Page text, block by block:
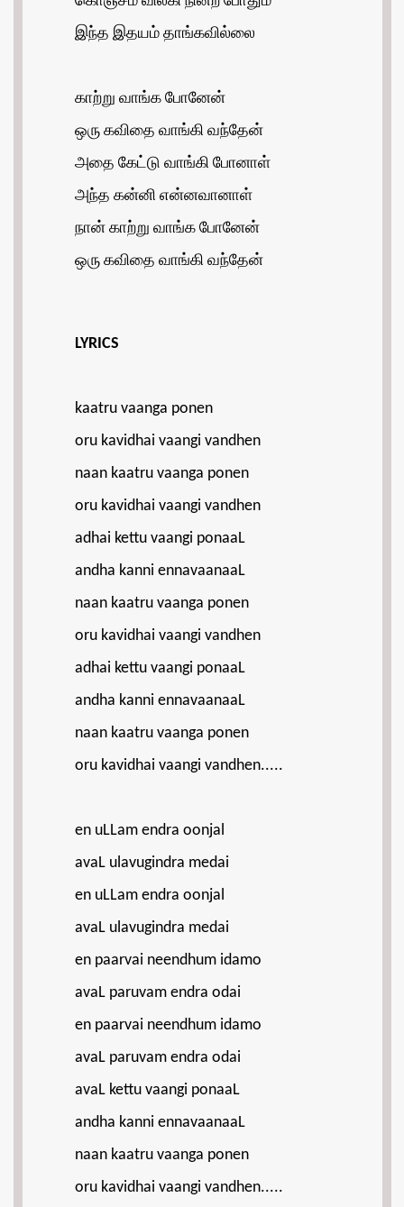
இந்த இதயம் தாங்கவில்லை
காற்று வாங்க போனேன்
ஒரு கவிதை வாங்கி வந்தேன்
அதை கேட்டு வாங்கி போனாள்
அந்த கன்னி என்னவானாள்
நான் காற்று வாங்க போனேன்
ஒரு கவிதை வாங்கி வந்தேன்
LYRICS
kaatru vaanga ponen
oru kavidhai vaangi vandhen
naan kaatru vaanga ponen
oru kavidhai vaangi vandhen
adhai kettu vaangi ponaaL
andha kanni ennavaanaaL
naan kaatru vaanga ponen
oru kavidhai vaangi vandhen
adhai kettu vaangi ponaaL
andha kanni ennavaanaaL
naan kaatru vaanga ponen
oru kavidhai vaangi vandhen.....
en uLLam endra oonjal
avaL ulavugindra medai
en uLLam endra oonjal
avaL ulavugindra medai
en paarvai neendhum idamo
avaL paruvam endra odai
en paarvai neendhum idamo
avaL paruvam endra odai
avaL kettu vaangi ponaaL
andha kanni ennavaanaaL
naan kaatru vaanga ponen
oru kavidhai vaangi vandhen.....